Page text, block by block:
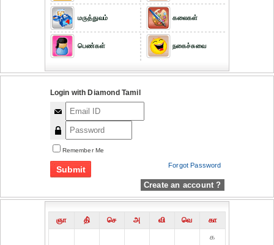
மருத்துவம்
பெண்கள்
கலைகள்
நகைச்சுவை
Login with Diamond Tamil
Remember Me
Forgot Password
Create an account ?
ஞா தி் செ அ வி வெ
கா
௧